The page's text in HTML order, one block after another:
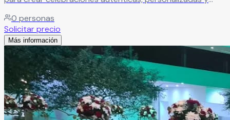
transforma en una experiencia única, pensada para reflejar
el estilo, esencia y personalidad de cada celebración. Su
ambiente elegante y acogedor es ideal para bodas, XV
años, aniversarios, cumpleaños, reuniones familiares y
eventos sociales especiales.Leer más
0 personas
Solicitar precio
Más información